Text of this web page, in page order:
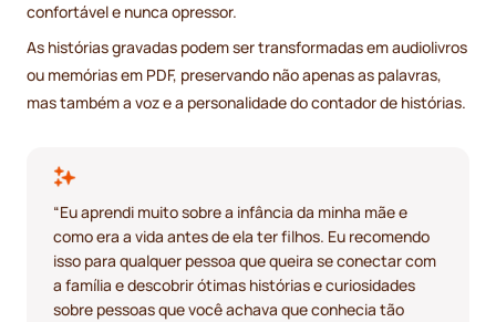
confortável e nunca opressor.
As histórias gravadas podem ser transformadas em audiolivros
ou memórias em PDF, preservando não apenas as palavras,
mas também a voz e a personalidade do contador de histórias.
“Eu aprendi muito sobre a infância da minha mãe e
como era a vida antes de ela ter filhos. Eu recomendo
isso para qualquer pessoa que queira se conectar com
a família e descobrir ótimas histórias e curiosidades
sobre pessoas que você achava que conhecia tão